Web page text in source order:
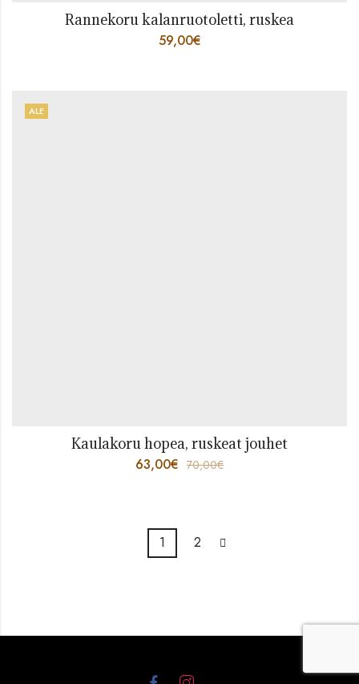
Rannekoru kalanruotoletti, ruskea
59,00€
ALE
Kaulakoru hopea, ruskeat jouhet
63,00€ 70,00€
1 2